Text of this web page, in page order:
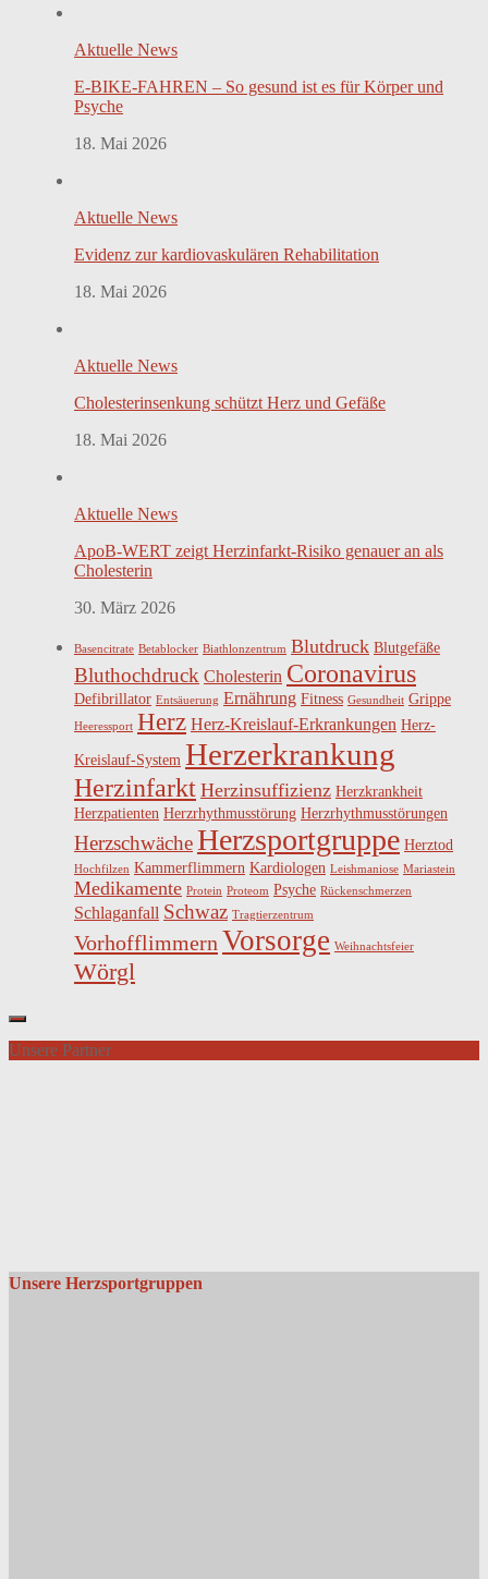
Aktuelle News
E-BIKE-FAHREN – So gesund ist es für Körper und
Psyche
18. Mai 2026
Aktuelle News
Evidenz zur kardiovaskulären Rehabilitation
18. Mai 2026
Aktuelle News
Cholesterinsenkung schützt Herz und Gefäße
18. Mai 2026
Aktuelle News
ApoB-WERT zeigt Herzinfarkt-Risiko genauer an als
Cholesterin
30. März 2026
Basencitrate Betablocker Biathlonzentrum Blutdruck Blutgefäße
Bluthochdruck Cholesterin Coronavirus
Defibrillator Entsäuerung Ernährung Fitness Gesundheit Grippe
Heeressport Herz Herz-Kreislauf-Erkrankungen Herz-
Kreislauf-System Herzerkrankung
Herzinfarkt Herzinsuffizienz Herzkrankheit
Herzpatienten Herzrhythmusstörung Herzrhythmusstörungen
HerzschwächeHerzsportgruppe Herztod
Hochfilzen Kammerflimmern Kardiologen Leishmaniose Mariastein
Medikamente Protein Proteom Psyche Rückenschmerzen
Schlaganfall Schwaz Tragtierzentrum
Vorhofflimmern Vorsorge Weihnachtsfeier
Wörgl
Unsere Partner
Unsere Herzsportgruppen